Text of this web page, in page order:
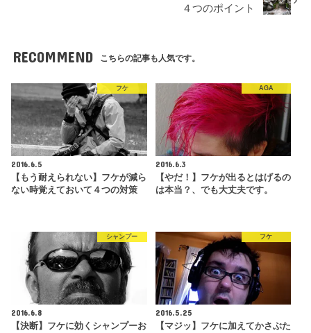
４つのポイント
RECOMMEND こちらの記事も人気です。
フケ
2016.6.5
【もう耐えられない】フケが減ら
ない時覚えておいて４つの対策
AGA
2016.6.3
【やだ！】フケが出るとはげるの
は本当？、でも大丈夫です。
シャンプー
2016.6.8
【決断】フケに効くシャンプーお
フケ
2016.5.25
【マジッ】フケに加えてかさぶた